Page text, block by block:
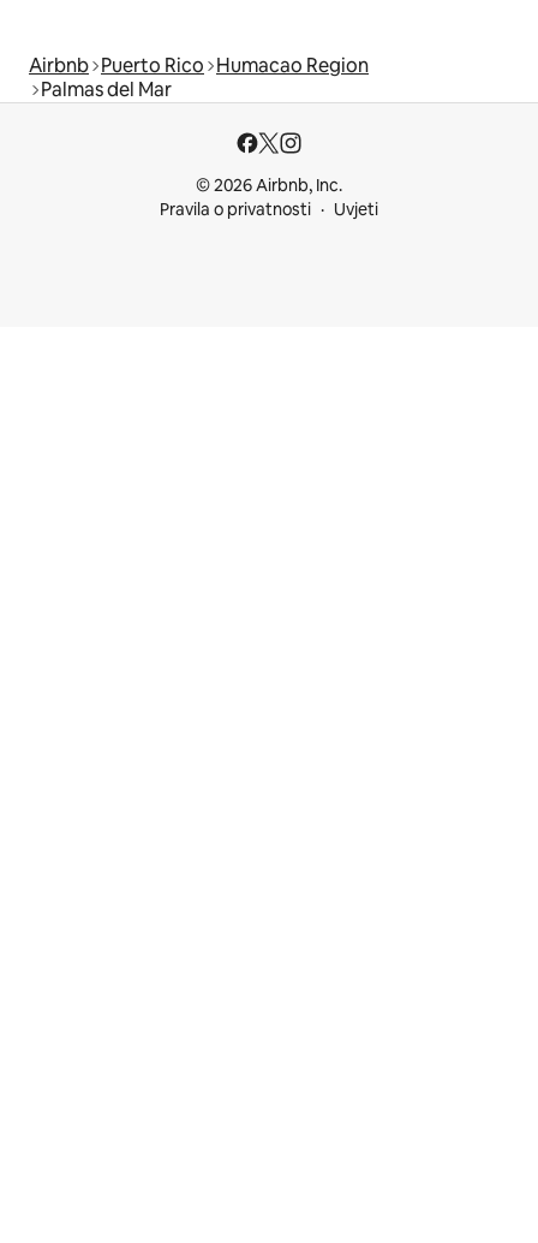
Airbnb Puerto Rico Humacao Region
Palmas del Mar
© 2026 Airbnb, Inc.
Pravila o privatnosti
Uvjeti